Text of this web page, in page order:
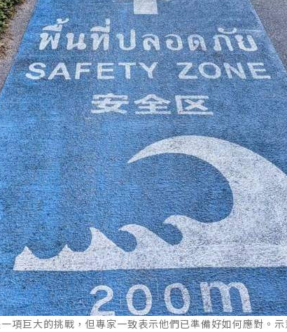
項巨大的挑戰，但專家一致表示他們已準備好如何應對。